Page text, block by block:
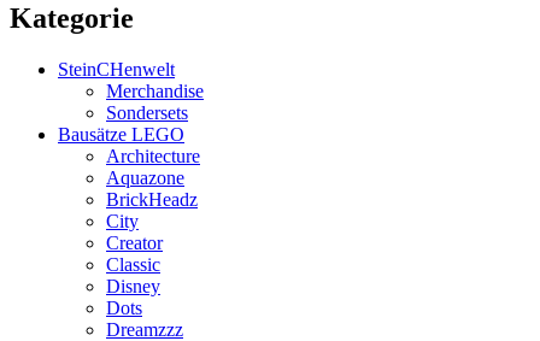
Kategorie
SteinCHenwelt
Merchandise
Sondersets
Bausätze LEGO
Architecture
Aquazone
BrickHeadz
City
Creator
Classic
Disney
Dots
Dreamzzz